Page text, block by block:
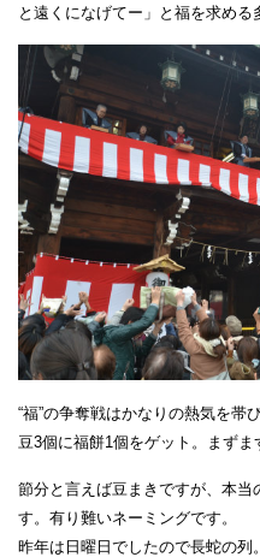
と遠くになげてー」と福を求める
“福”の争奪戦はかなりの熱気を帯
豆3個に福餅1個をゲット。まずま
節分と言えば豆まきですが、本
す。有り難いネーミングです。
昨年は日曜日でしたので長蛇の列